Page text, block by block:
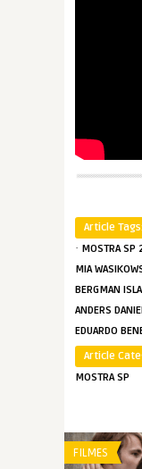
Article
· MOSTRA SP
MIA
BERGMAN
ANDERS
EDUARDO
Article
MOSTRA SP
FILMES